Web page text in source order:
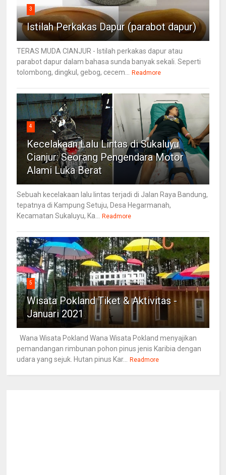
3
Istilah Perkakas Dapur (parabot dapur)
TERAS MUDA CIANJUR - Istilah perkakas dapur atau
parabot dapur dalam bahasa sunda banyak sekali. Seperti
tolombong, dingkul, gebog, cecem...
Readmore
4
Kecelakaan Lalu Lintas di Sukaluyu
Cianjur: Seorang Pengendara Motor
Alami Luka Berat
Sebuah kecelakaan lalu lintas terjadi di Jalan Raya Bandung,
tepatnya di Kampung Setuju, Desa Hegarmanah,
Kecamatan Sukaluyu, Ka...
Readmore
5
Wisata Pokland Tiket & Aktivitas -
Januari 2021
Wana Wisata Pokland Wana Wisata Pokland menyajikan
pemandangan rimbunan pohon pinus jenis Karibia dengan
udara yang sejuk. Hutan pinus Kar...
Readmore